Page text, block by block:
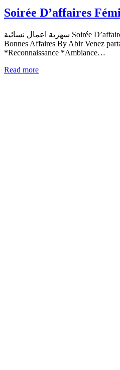
Soirée D’affaires
سهرية اعمال نسائية Soirée D’affaires Féminine , Organisé par Les
Bonnes Affaires By Abir Venez
*Reconnaissance *Ambiance…
Read more